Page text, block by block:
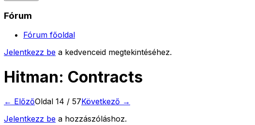
Fórum
Fórum főoldal
Jelentkezz be a kedvenceid megtekintéséhez.
Hitman: Contracts
← ElőzőOldal 14 / 57Következő →
Jelentkezz be a hozzászóláshoz.